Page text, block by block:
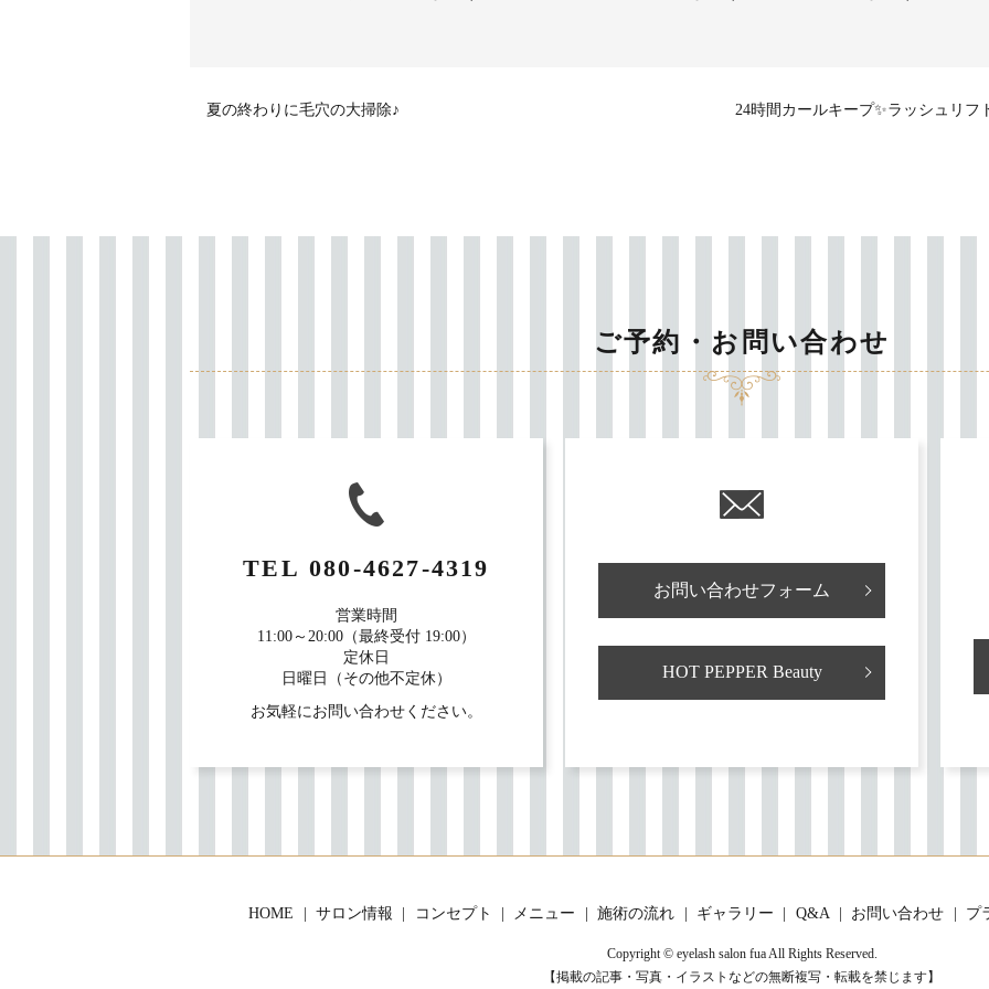
夏の終わりに毛穴の大掃除♪ 24時間カールキープ✨ラッシュリフ
ご予約・お問い合わせ
TEL080-4627-4319
営業時間
11:00～20:00（最終受付 19:00）
定休日
日曜日（その他不定休）
お気軽にお問い合わせください。
お問い合わせフォーム
HOT PEPPER Beauty
HOME サロン情報 コンセプト メニュー 施術の流れ ギャラリー Q&A お問い合わせ プ
Copyright © eyelash salon fua All Rights Reserved.
【掲載の記事・写真・イラストなどの無断複写・転載を禁じます】